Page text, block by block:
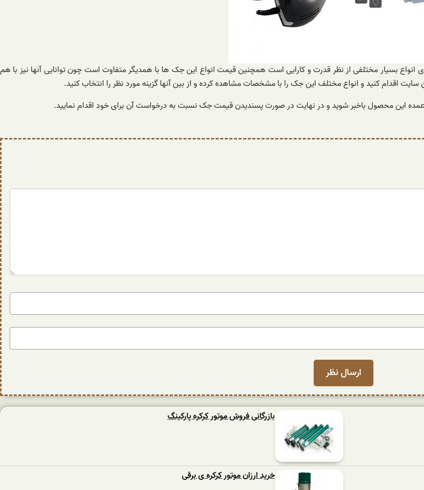
بسیار مختلفی از نظر قدرت و کارایی است همچنین قیمت انواع این جک ها با همدیگر متفاوت است چون توانایی آنها نیز با هم
اقدام کنید و انواع مختلف این جک را با مشخصات مشاهده کرده و از بین آنها گزینه مورد نظر را انتخاب کنید.
این محصول باخبر شوید و در نهایت در صورت پسندیدن قیمت جک نسبت به درخواست آن برای خود اقدام نمایید.
بازرگانی فروش موتور کرکره پارکینگ
خرید ارزان موتور کرکره ی برقی